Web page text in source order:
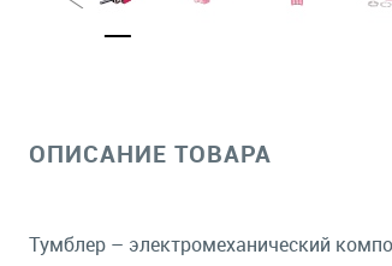
ОПИСАНИЕ ТОВАРА
Тумблер – электромеханический